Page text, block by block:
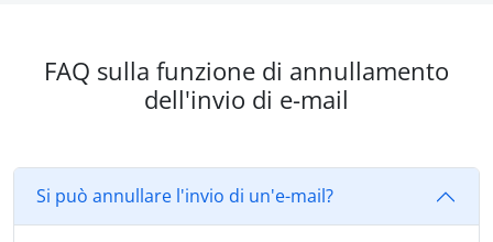
FAQ sulla funzione di annullamento
dell'invio di e-mail
Si può annullare l'invio di un'e-mail?